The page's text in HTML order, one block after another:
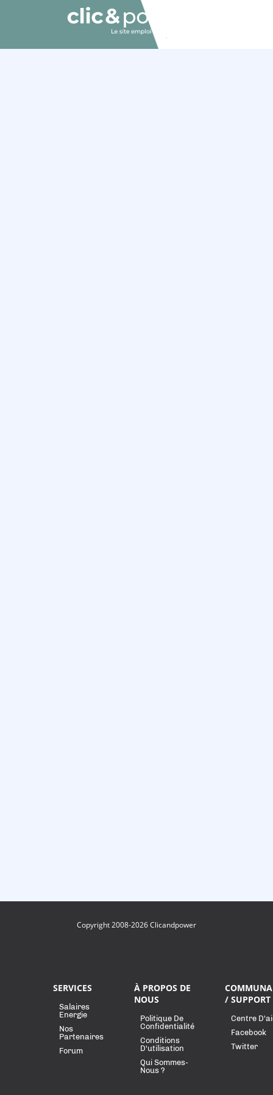
Copyright 2008-2026 Clicandpower
SERVICES
Salaires
Energie
Nos
Partenaires
Forum
À PROPOS DE
NOUS
Politique De
Confidentialité
Conditions
D'utilisation
Qui Sommes-
Nous ?
/ SUPPORT
Centre
Facebook
Twitter